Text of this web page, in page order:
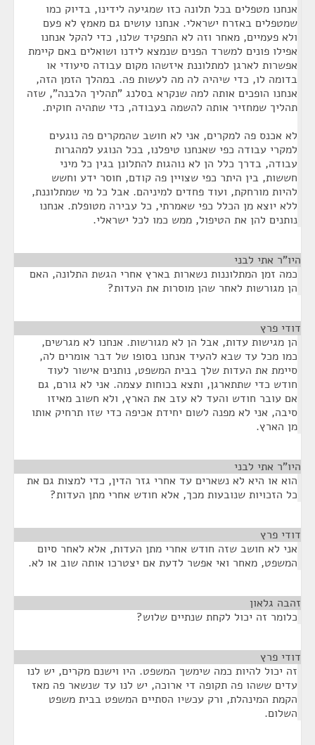
אנחנו מטפלים בכל תלונה כזו שמגיעה לידינו, בדיוק כמו
שמטפלים באזרח ישראלי. אנחנו עושים גם מאמץ לא פעם
ולא פעמיים, מאחר וזה לא התפקיד שלנו, כדי להקל אנחנו
אפילו פונים למשרד הפנים שנמצא לידנו ושואלים באם קיימת
אפשרות לארגן למתלוננת איזשהו מקום עבודה סיעודי או
בדומה לו, כדי שיהיה לה מה לעשות פה. במהלך הזמן הזה,
אנחנו הופכים אותה למה שנקרא בסלנג "תהליך הלבנה", שזה
תהליך שמחזיר אותה להשמה בעבודה, כדי שתהיה חוקית.
לא אכנס פה למקרים, אני לא חושב שהמקרים פה נוגעים
למקרי עבודה כפי שאנחנו טיפלנו, בכל הנוגע למהגרות
עבודה, בדרך כלל הן לא נוהגות להתלונן בגין כל מיני
חששות, בין היתר כפי שצויין פה קודם, חוסר ידע וחשש
להיות מורחקת, ועוד פחדים למיניהם. אבל כל מי שמתלוננת,
ללא יוצא מן הכלל כפי שאמרתי, כל עבירה מטופלת. אנחנו
נותנים להן את הטיפול, ממש כמו לכל ישראלי.
היו"ר אתי לבני
כמה זמן המתלוננות נשארות בארץ אחרי הגשת התלונה, האם
הן מגורשות לאחר שהן מוסרות את העדות?
דודי פרץ
הן מגישות עדות, אבל הן לא מגורשות. אנחנו לא מגרשים,
כמו מכל עד שבא להעיד אנחנו בסופו של דבר אומרים לה,
סיימת את העדות שלך בבית המשפט, נותנים אישור לעוד
חודש כדי שתתארגן, ותצא בכוחות עצמה. אני לא גורם, גם
אם עובר חודש והעד לא עזב את הארץ, ולא חשוב מאיזו
סיבה, אני לא מפנה לשום יחידת אכיפה כדי שזו תרחיק אותו
מן הארץ.
היו"ר אתי לבני
הוא או היא לא נשארים עד אחרי גזר הדין, כדי למצות גם את
כל הזכויות שנובעות מכך, אלא חודש אחרי מתן העדות?
דודי פרץ
אני לא חושב שזה חודש אחרי מתן העדות, אלא לאחר סיום
המשפט, מאחר ואי אפשר לדעת אם יצטרכו אותה שוב או לא.
זהבה גלאון
כלומר זה יכול לקחת שנתיים שלוש?
דודי פרץ
זה יכול להיות כמה שימשך המשפט. היו וישנם מקרים, יש לנו
עדים ששהו פה תקופה די ארוכה, יש לנו עד שנשאר פה מאז
הקמת המינהלת, ורק עכשיו הסתיים המשפט בבית משפט
השלום.